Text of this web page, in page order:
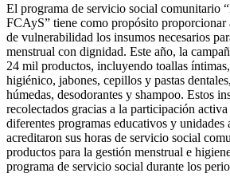
El programa de servicio social comunitario
FCAyS” tiene como propósito proporcionar
de vulnerabilidad los insumos necesarios
menstrual con dignidad. Este año, la
24 mil productos, incluyendo toallas
higiénico, jabones, cepillos y pastas
húmedas, desodorantes y shampoo. Estos
recolectados gracias a la participación
diferentes programas educativos y unidades
acreditaron sus horas de servicio social
productos para la gestión menstrual e
programa de servicio social durante los